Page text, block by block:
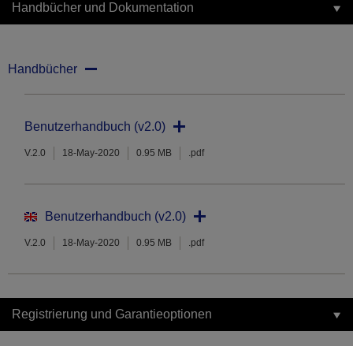
Handbücher und Dokumentation
Handbücher
Benutzerhandbuch (v2.0)
V.2.0 18-May-2020 0.95 MB .pdf
Benutzerhandbuch (v2.0)
V.2.0 18-May-2020 0.95 MB .pdf
Registrierung und Garantieoptionen